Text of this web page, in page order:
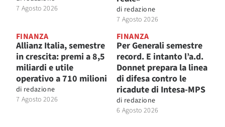
7 Agosto 2026
di redazione
7 Agosto 2026
FINANZA
Allianz Italia, semestre
in crescita: premi a 8,5
miliardi e utile
operativo a 710 milioni
di redazione
7 Agosto 2026
FINANZA
Per Generali semestre
record. E intanto l’a.d.
Donnet prepara la linea
di difesa contro le
ricadute di Intesa-MPS
di redazione
6 Agosto 2026